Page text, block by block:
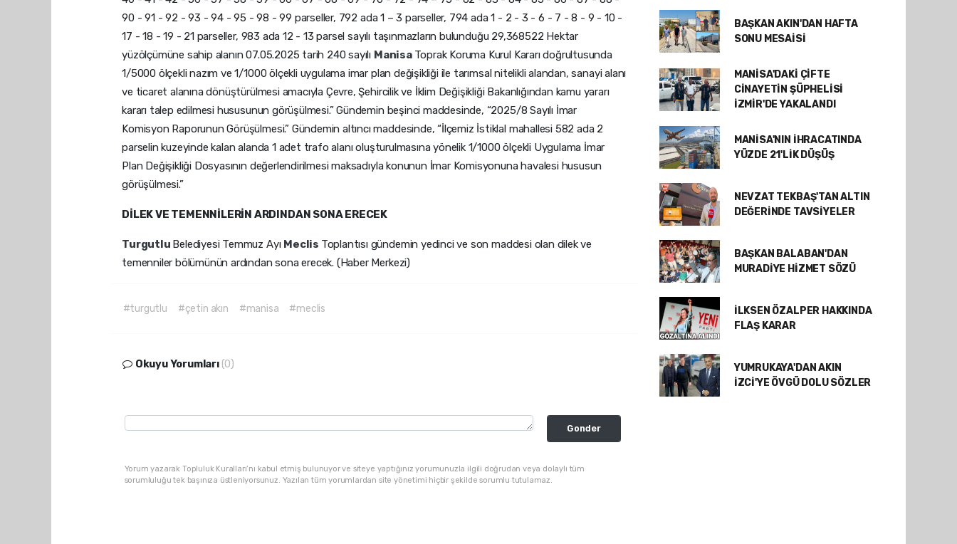
90 - 91 - 92 - 93 - 94 - 95 - 98 - 99 parseller, 792 ada 1 – 3 parseller, 794 ada 1 - 2 - 3 - 6 - 7 - 8 - 9 - 10 -
17 - 18 - 19 - 21 parseller, 983 ada 12 - 13 parsel sayılı taşınmazların bulunduğu 29,368522 Hektar
yüzölçümüne sahip alanın 07.05.2025 tarih 240 sayılı Manisa Toprak Koruma Kurul Kararı doğrultusunda
1/5000 ölçekli nazım ve 1/1000 ölçekli uygulama imar plan değişikliği ile tarımsal nitelikli alandan, sanayi alanı
ve ticaret alanına dönüştürülmesi amacıyla Çevre, Şehircilik ve İklim Değişikliği Bakanlığından kamu yararı
kararı talep edilmesi hususunun görüşülmesi.” Gündemin beşinci maddesinde, “2025/8 Sayılı İmar
Komisyon Raporunun Görüşülmesi.” Gündemin altıncı maddesinde, “İlçemiz İstiklal mahallesi 582 ada 2
parselin kuzeyinde kalan alanda 1 adet trafo alanı oluşturulmasına yönelik 1/1000 ölçekli Uygulama İmar
Plan Değişikliği Dosyasının değerlendirilmesi maksadıyla konunun İmar Komisyonuna havalesi hususun
görüşülmesi.”
DİLEK VE TEMENNİLERİN ARDINDAN SONA ERECEK
Turgutlu Belediyesi Temmuz Ayı Meclis Toplantısı gündemin yedinci ve son maddesi olan dilek ve
temenniler bölümünün ardından sona erecek. (Haber Merkezi)
#turgutlu #çetin akın #manisa #meclis
Okuyu Yorumları (0)
Gonder
Yorum yazarak Topluluk Kuralları’nı kabul etmiş bulunuyor ve siteye yaptığınız yorumunuzla ilgili doğrudan veya dolaylı tüm
sorumluluğu tek başınıza üstleniyorsunuz. Yazılan tüm yorumlardan site yönetimi hiçbir şekilde sorumlu tutulamaz.
BAŞKAN AKIN'DAN HAFTA
SONU MESAİSİ
MANİSA'DAKİ ÇİFTE
CİNAYETİN ŞÜPHELİSİ
İZMİR'DE YAKALANDI
MANİSA'NIN İHRACATINDA
YÜZDE 21'LİK DÜŞÜŞ
NEVZAT TEKBAŞ'TAN ALTIN
DEĞERİNDE TAVSİYELER
BAŞKAN BALABAN'DAN
MURADİYE HİZMET SÖZÜ
İLKSEN ÖZALPER HAKKINDA
FLAŞ KARAR
YUMRUKAYA'DAN AKIN
İZCİ'YE ÖVGÜ DOLU SÖZLER